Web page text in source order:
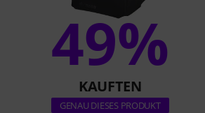
49%
KAUFTEN
GENAU DIESES PRODUKT